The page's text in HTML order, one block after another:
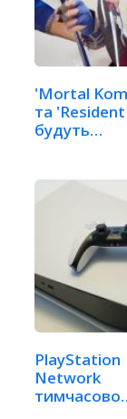
'Mortal
та
будуть…
PlayStation
Network
тимчасово